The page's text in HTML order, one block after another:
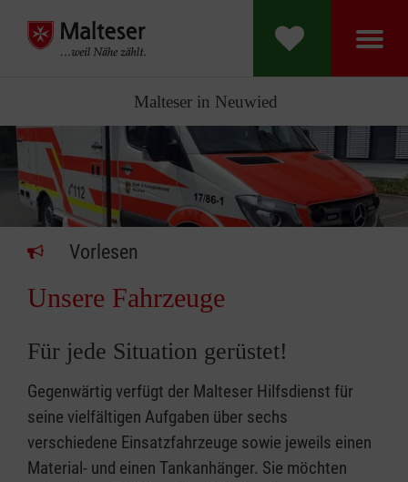
Malteser in Neuwied
Vorlesen
Unsere Fahrzeuge
Für jede Situation gerüstet!
Gegenwärtig verfügt der Malteser Hilfsdienst für
seine vielfältigen Aufgaben über sechs
verschiedene Einsatzfahrzeuge sowie jeweils einen
Material- und einen Tankanhänger. Sie möchten